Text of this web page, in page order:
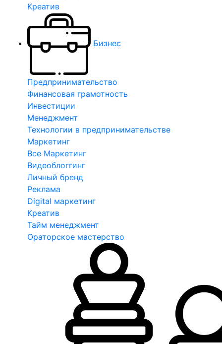
Креатив
Бизнес
Предпринимательство
Финансовая грамотность
Инвестиции
Менеджмент
Технологии в предпринимательстве
Маркетинг
Все Маркетинг
Видеоблоггинг
Личный бренд
Реклама
Digital маркетинг
Креатив
Тайм менеджмент
Ораторское мастерство